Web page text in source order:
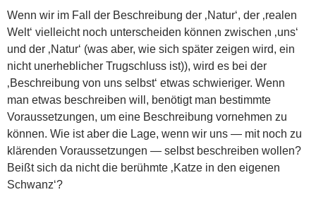
Wenn wir im Fall der Beschreibung der ‚Natur‘, der ‚realen
Welt‘ vielleicht noch unterscheiden können zwischen ‚uns‘
und der ‚Natur‘ (was aber, wie sich später zeigen wird, ein
nicht unerheblicher Trugschluss ist)), wird es bei der
‚Beschreibung von uns selbst‘ etwas schwieriger. Wenn
man etwas beschreiben will, benötigt man bestimmte
Voraussetzungen, um eine Beschreibung vornehmen zu
können. Wie ist aber die Lage, wenn wir uns — mit noch zu
klärenden Voraussetzungen — selbst beschreiben wollen?
Beißt sich da nicht die berühmte ‚Katze in den eigenen
Schwanz‘?